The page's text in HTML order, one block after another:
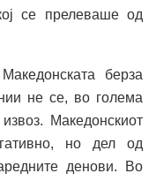
се прелеваше од
берза
не се, во голема
Македонскиот
но дел од
денови. Во